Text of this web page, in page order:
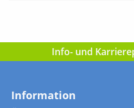
Info- und
Information